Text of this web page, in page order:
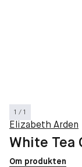
1 / 1
Elizabeth Arden
White Tea
Om produkten